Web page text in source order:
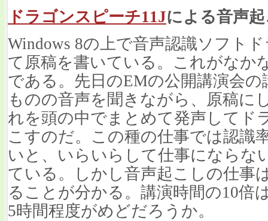
ドラゴンスピーチ11Jによる音声
Windows 8の上で音声認識ソフト
て原稿を書いている。これがなか
である。先日のEMの公開講演会
ものの音声を聞きながら、原稿に
れを頭の中でまとめて発声してド
こすのだ。この種の仕事では認識
いと、いらいらして仕事にならな
ている。しかし音声起こしの仕事
ることが分かる。講演時間の10倍
5時間程度がめどだろうか。